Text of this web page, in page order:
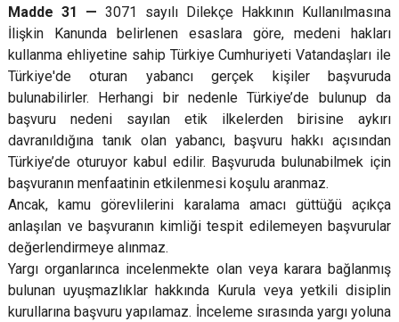
Madde 31 — 3071 sayılı Dilekçe Hakkının Kullanılmasına
İlişkin Kanunda belirlenen esaslara göre, medeni hakları
kullanma ehliyetine sahip Türkiye Cumhuriyeti Vatandaşları ile
Türkiye'de oturan yabancı gerçek kişiler başvuruda
bulunabilirler. Herhangi bir nedenle Türkiye’de bulunup da
başvuru nedeni sayılan etik ilkelerden birisine aykırı
davranıldığına tanık olan yabancı, başvuru hakkı açısından
Türkiye’de oturuyor kabul edilir. Başvuruda bulunabilmek için
başvuranın menfaatinin etkilenmesi koşulu aranmaz.
Ancak, kamu görevlilerini karalama amacı güttüğü açıkça
anlaşılan ve başvuranın kimliği tespit edilemeyen başvurular
değerlendirmeye alınmaz.
Yargı organlarınca incelenmekte olan veya karara bağlanmış
bulunan uyuşmazlıklar hakkında Kurula veya yetkili disiplin
kurullarına başvuru yapılamaz. İnceleme sırasında yargı yoluna